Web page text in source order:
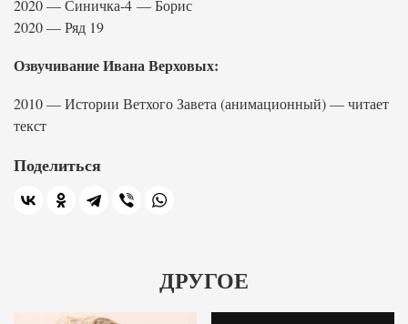
2020 — Синичка-4 — Борис
2020 — Ряд 19
Озвучивание Ивана Верховых:
2010 — Истории Ветхого Завета (анимационный) — читает
текст
Поделиться
ДРУГОЕ